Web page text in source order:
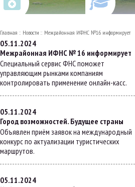
Главная Новости Межрайонная ИФНС №16 информирует
05.11.2024
Межрайонная ИФНС № 16 информирует
Специальный сервис ФНС поможет
управляющим рынками компаниям
контролировать применение онлайн-касс.
05.11.2024
Город возможностей. Будущее страны
Объявлен приём заявок на международный
конкурс по актуализации туристических
маршрутов.
05.11.2024